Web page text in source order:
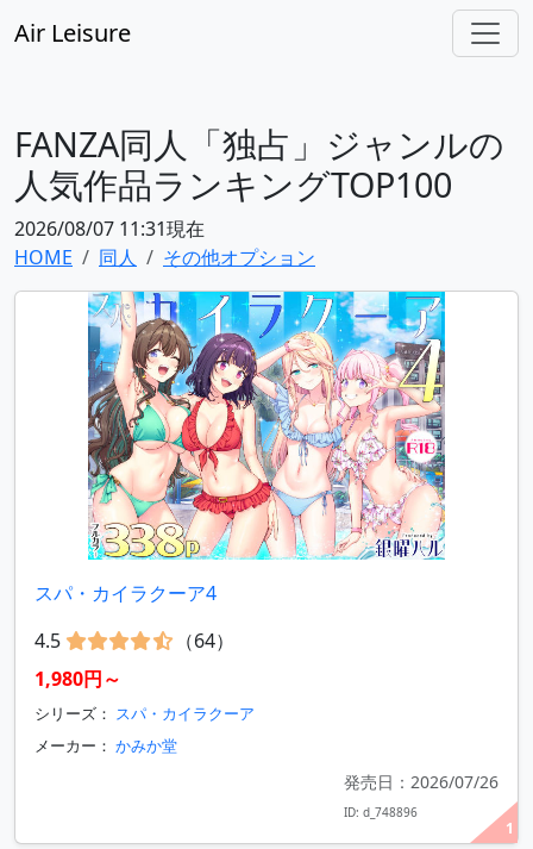
Air Leisure
FANZA同人「独占」ジャンルの
人気作品ランキングTOP100
2026/08/07 11:31現在
HOME
同人 その他オプション
1
スパ・カイラクーア4
4.5
（64）
1,980円～
シリーズ： スパ・カイラクーア
メーカー： かみか堂
発売日：2026/07/26
ID: d_748896